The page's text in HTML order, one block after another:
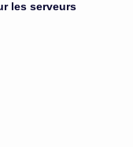
les serveurs